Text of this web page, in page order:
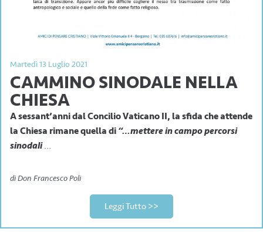
Martedì 13 Luglio 2021
CAMMINO SINODALE NELLA
CHIESA
A sessant’anni dal Concilio Vaticano II, la sfida che attende
la Chiesa rimane quella di “…mettere in campo percorsi
sinodali…
di Don Francesco Poli
Leggi Tutto >>